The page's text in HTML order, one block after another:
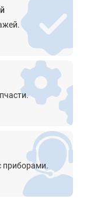
приборами.